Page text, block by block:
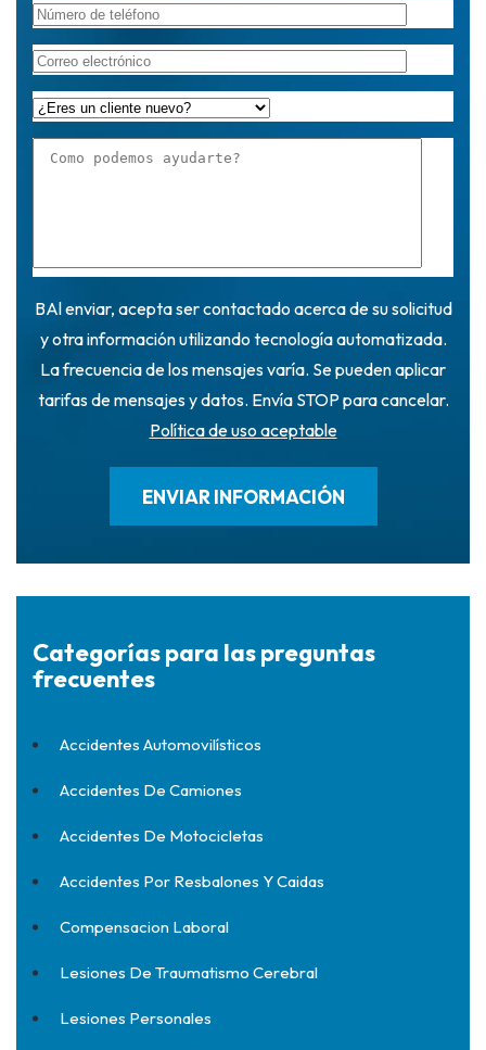
BAl enviar, acepta ser contactado acerca de su solicitud
y otra información utilizando tecnología automatizada.
La frecuencia de los mensajes varía. Se pueden aplicar
tarifas de mensajes y datos. Envía STOP para cancelar.
Política de uso aceptable
Categorías para las preguntas
frecuentes
Accidentes Automovilísticos
Accidentes De Camiones
Accidentes De Motocicletas
Accidentes Por Resbalones Y Caidas
Compensacion Laboral
Lesiones De Traumatismo Cerebral
Lesiones Personales